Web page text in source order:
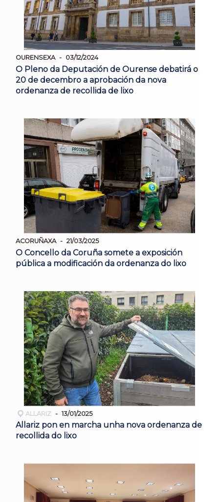
OURENSEXA 03/12/2024
O Pleno da Deputación de Ourense debatirá o
20 de decembro a aprobación da nova
ordenanza de recollida de lixo
ACORUÑAXA 21/03/2025
O Concello da Coruña somete a exposición
pública a modificación da ordenanza do lixo
ALLARIZ 13/01/2025
Allariz pon en marcha unha nova ordenanza de
recollida do lixo